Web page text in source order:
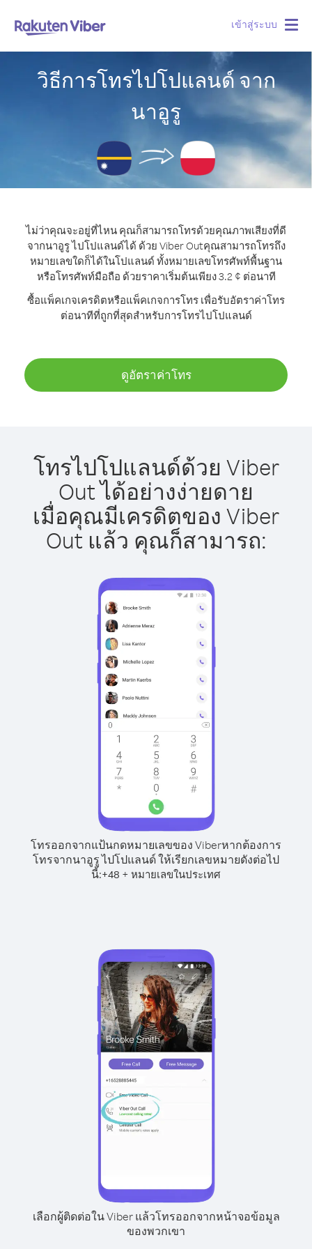
เข้าสู่ระบบ
วิธีการโทรไปโปแลนด์ จาก
นาอูรู
ไม่ว่าคุณจะอยู่ที่ไหน คุณก็สามารถโทรด้วยคุณภาพเสียงที่ดี
จากนาอูรู ไปโปแลนด์ได้ ด้วย Viber Outคุณสามารถโทรถึง
หมายเลขใดก็ได้ในโปแลนด์ ทั้งหมายเลขโทรศัพท์พื้นฐาน
หรือโทรศัพท์มือถือ ด้วยราคาเริ่มต้นเพียง 3.2 ¢ ต่อนาที
ซื้อแพ็คเกจเครดิตหรือแพ็คเกจการโทร เพื่อรับอัตราค่าโทร
ต่อนาทีที่ถูกที่สุดสำหรับการโทรไปโปแลนด์
ดูอัตราค่าโทร
โทรไปโปแลนด์ด้วย Viber
Out ได้อย่างง่ายดาย
เมื่อคุณมีเครดิตของ Viber
Out แล้ว คุณก็สามารถ:
โทรออกจากแป้นกดหมายเลขของ Viberหากต้องการ
โทรจากนาอูรู ไปโปแลนด์ ให้เรียกเลขหมายดังต่อไป
นี้:+48 + หมายเลขในประเทศ
เลือกผู้ติดต่อใน Viber แล้วโทรออกจากหน้าจอข้อมูล
ของพวกเขา